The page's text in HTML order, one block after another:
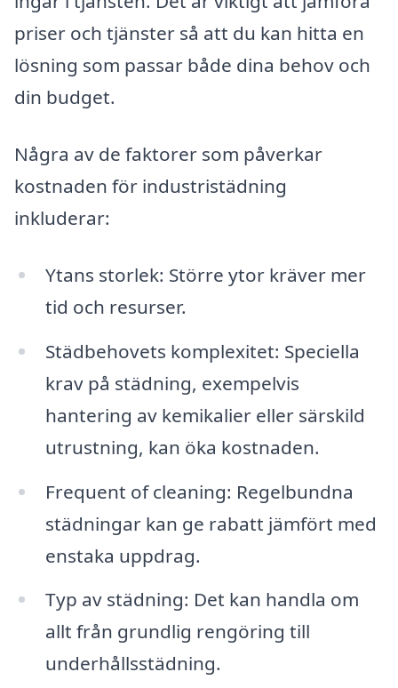
priser och tjänster så att du kan hitta en
lösning som passar både dina behov och
din budget.
Några av de faktorer som påverkar
kostnaden för industristädning
inkluderar:
Ytans storlek: Större ytor kräver mer
tid och resurser.
Städbehovets komplexitet: Speciella
krav på städning, exempelvis
hantering av kemikalier eller särskild
utrustning, kan öka kostnaden.
Frequent of cleaning: Regelbundna
städningar kan ge rabatt jämfört med
enstaka uppdrag.
Typ av städning: Det kan handla om
allt från grundlig rengöring till
underhållsstädning.